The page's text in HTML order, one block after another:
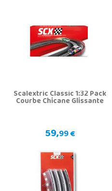
Scalextric Classic 1:32 Pack
Courbe Chicane Glissante
59,99 €